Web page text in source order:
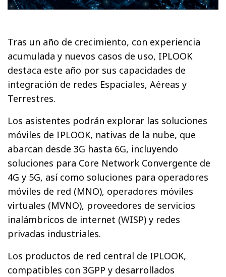
Tras un año de crecimiento, con experiencia
acumulada y nuevos casos de uso, IPLOOK
destaca este año por sus capacidades de
integración de redes Espaciales, Aéreas y
Terrestres.
Los asistentes podrán explorar las soluciones
móviles de IPLOOK, nativas de la nube, que
abarcan desde 3G hasta 6G, incluyendo
soluciones para Core Network Convergente de
4G y 5G, así como soluciones para operadores
móviles de red (MNO), operadores móviles
virtuales (MVNO), proveedores de servicios
inalámbricos de internet (WISP) y redes
privadas industriales.
Los productos de red central de IPLOOK,
compatibles con 3GPP y desarrollados